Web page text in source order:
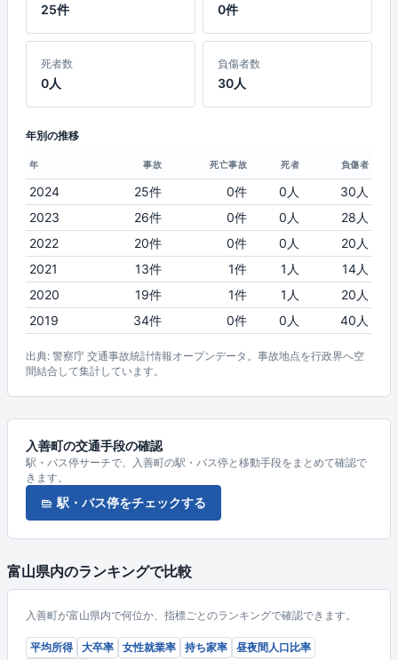
25件 0件
死者数
0人
負傷者数
30人
年別の推移
年 事故 死亡事故 死者 負傷者
2024 25件 0件 0人
30人
2023
26件 0件 0人
28人
2022
20件 0件 0人
20人
2021
13件 1件 1人
14人
2020
19件 1件 1人
20人
2019
34件 0件 0人 40人
出典: 警察庁 交通事故統計情報オープンデータ。事故地点を行政界へ空
間結合して集計しています。
入善町の交通手段の確認
駅・バス停サーチで、入善町の駅・バス停と移動手段をまとめて確認で
きます。
駅・バス停をチェックする
富山県内のランキングで比較
入善町が富山県内で何位か、指標ごとのランキングで確認できます。
平均所得 大卒率 女性就業率 持ち家率
昼夜間人口比率